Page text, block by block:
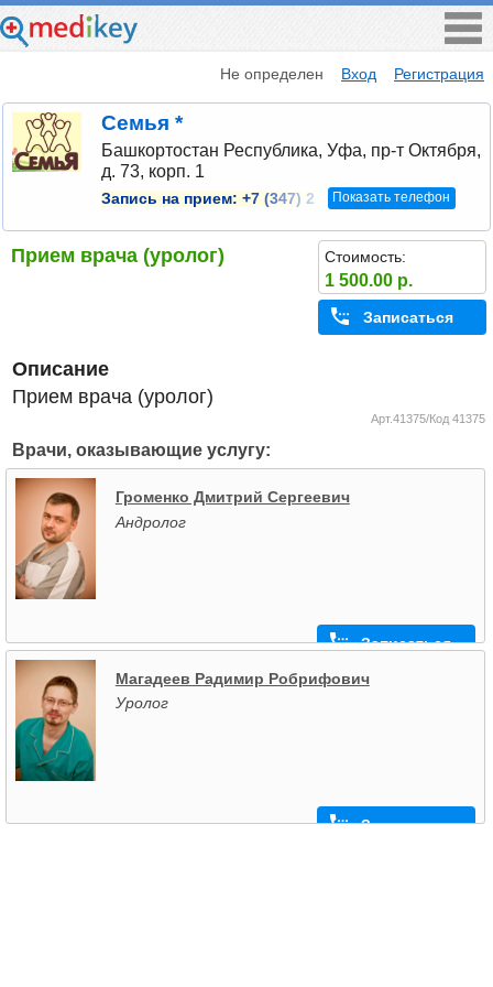
Не определен Вход Регистрация
Семья *
Башкортостан Республика, Уфа, пр-т Октября,
д. 73, корп. 1
Запись на прием: +7 (347) 2 Показать телефон
Прием врача (уролог) Стоимость:
1 500.00 р.
Записаться
Описание
Прием врача (уролог)
Арт.41375/Код 41375
Врачи, оказывающие услугу:
Громенко Дмитрий Сергеевич
Андролог
Записаться
Магадеев Радимир Робрифович
Уролог
Записаться